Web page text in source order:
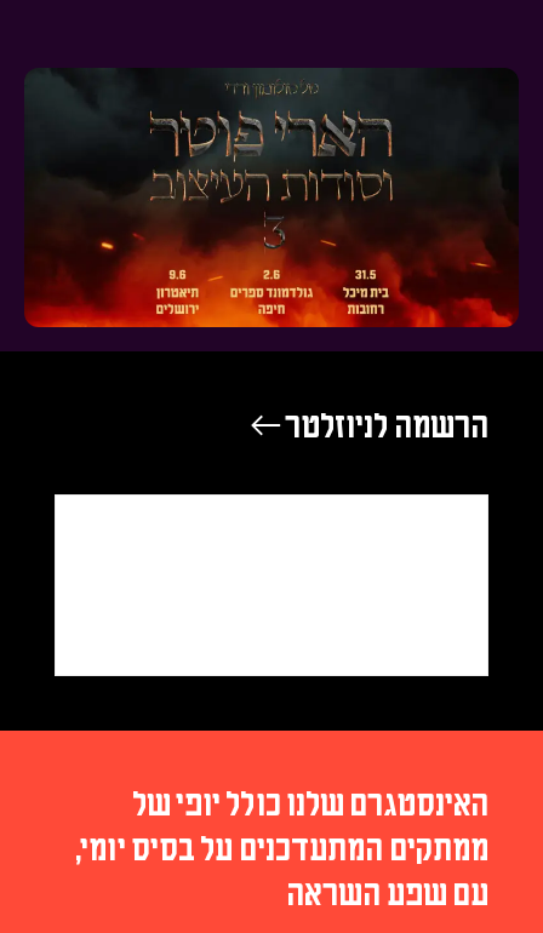
הרשמה לניוזלטר ←
האינסטגרם שלנו כולל יופי של
ממתקים המתעדכנים על בסיס יומי,
עם שפע השראה